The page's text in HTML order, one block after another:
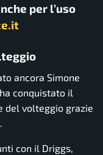
per l’uso
ancora Simone
conquistato il
del volteggio grazie
con il Driggs,